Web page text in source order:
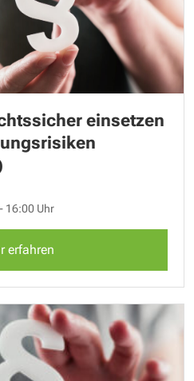
einsetzen
16:00 Uhr
erfahren